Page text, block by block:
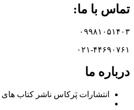
تماس با ما:
۰۹۹۸۱۰۵۱۴۰۳
۰۲۱-۴۴۶۹۰۷۶۱
درباره ما
انتشارات پَرکاس ناشر کتاب